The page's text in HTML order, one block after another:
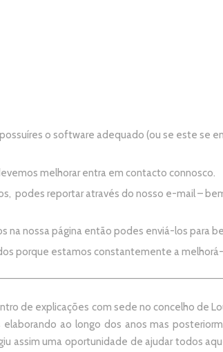
o software adequado (ou se este se
melhorar entra em contacto connosco.
podes reportar através do nosso e-mail –
na nossa página então podes enviá-los para
porque estamos constantemente a
de explicações com sede no concelho de
ao longo dos anos mas
assim uma oportunidade de ajudar todos